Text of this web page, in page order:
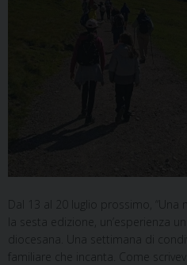
Dal 13 al 20 luglio prossimo, “Una
la sesta edizione, un’esperienza
diocesana. Una settimana di
familiare che incanta. Come